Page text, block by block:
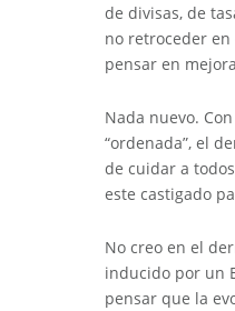
de divisas, de
no retroceder
pensar en
Nada nuevo.
“ordenada”, el
de cuidar a
este castigado
No creo en el
inducido por un
pensar que la